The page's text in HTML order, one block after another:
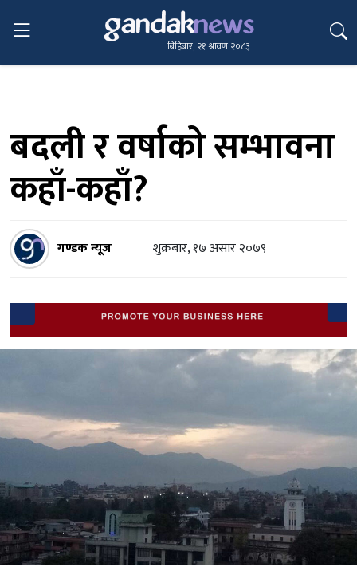
बिहिबार, २१ श्रावण २०८३
बदली र वर्षाको सम्भावना
कहाँ-कहाँ?
गण्डक न्यूज शुक्रबार, १७ असार २०७९